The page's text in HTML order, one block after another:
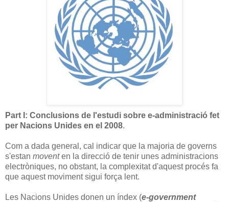
Part I: Conclusions de l'estudi sobre e-administració fet
per Nacions Unides en el 2008.
Com a dada general, cal indicar que la majoria de governs
s'estan moventen la direcció de tenir unes administracions
electròniques, no obstant, la complexitat d'aquest procés fa
que aquest moviment sigui força lent.
Les Nacions Unides donen un índex (e-government